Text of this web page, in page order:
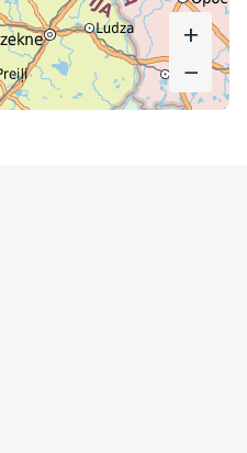
+
−
+
−